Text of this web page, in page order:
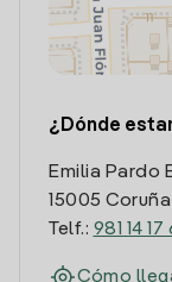
¿Dónde
Emilia Pardo
15005 Coruña
Telf.: 981 14 17
Cómo